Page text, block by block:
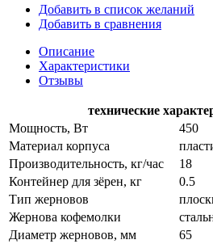
Добавить в список желаний
Добавить в сравнения
Описание
Характеристики
Отзывы
технические
Мощность, Вт
450
Материал корпуса
Производительность, кг/час
18
Контейнер для зёрен, кг
0.5
Тип жерновов
Жернова кофемолки
Диаметр жерновов, мм
65